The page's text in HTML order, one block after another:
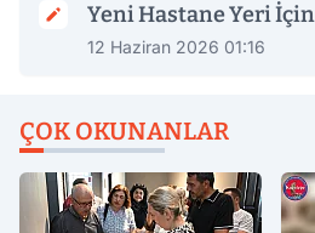
Yeni Hastane Yeri
12 Haziran 2026 01:16
ÇOK OKUNANLAR